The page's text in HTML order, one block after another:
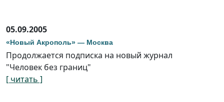
05.09.2005
«Новый Акрополь» — Москва
Продолжается подписка на новый журнал
"Человек без границ"
[ читать ]